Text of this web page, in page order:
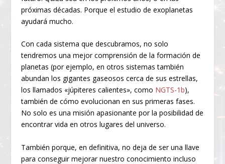
próximas décadas. Porque el estudio de exoplanetas
ayudará mucho.
Con cada sistema que descubramos, no solo
tendremos una mejor comprensión de la formación de
planetas (por ejemplo, en otros sistemas también
abundan los gigantes gaseosos cerca de sus estrellas,
los llamados «júpiteres calientes», como NGTS-1b),
también de cómo evolucionan en sus primeras fases.
No solo es una misión apasionante por la posibilidad de
encontrar vida en otros lugares del universo.
También porque, en definitiva, no deja de ser una llave
para conseguir mejorar nuestro conocimiento incluso